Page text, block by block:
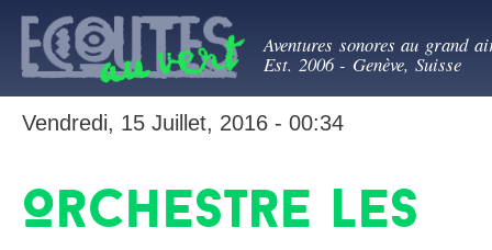
Ecoutes au
Aventures sonores au grand
Est. 2006 - Genève, Suisse
Vendredi, 15 Juillet, 2016 - 00:34
Orchestre Les